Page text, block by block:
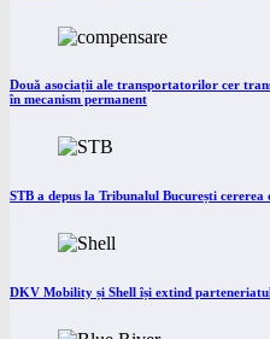
Două asociații ale transportatorilor cer
în mecanism permanent
STB a depus la Tribunalul București
DKV Mobility și Shell își extind